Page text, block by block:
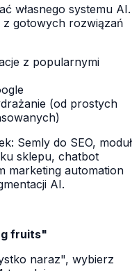
własnego systemu AI.
z gotowych rozwiązań
z popularnymi
(od prostych
Semly do SEO, moduł
sklepu, chatbot
marketing automation
AI.
fruits"
naraz", wybierz